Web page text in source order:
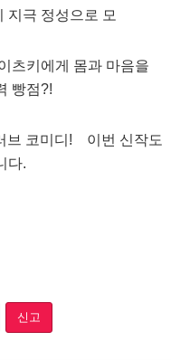
지극 정성으로 모
츠키에게 몸과 마음을
빵점?!
브 코미디! 이번 신작도
다.
신고